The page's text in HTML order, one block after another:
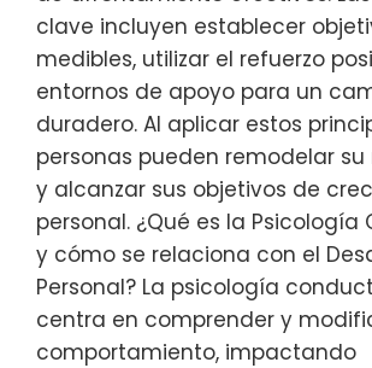
clave incluyen establecer
medibles, utilizar el refuerzo
entornos de apoyo para un
duradero. Al aplicar estos
personas pueden remodelar
y alcanzar sus objetivos de
personal. ¿Qué es la Psicología
y cómo se relaciona con el
Personal? La psicología
centra en comprender y
comportamiento, impactando